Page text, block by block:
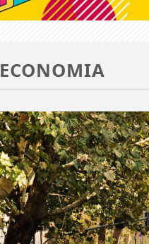
ECONOMIA